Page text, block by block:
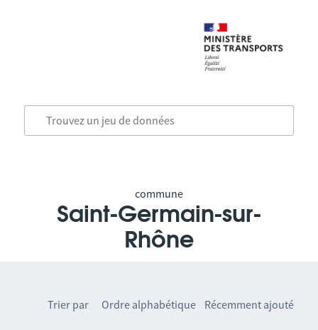
commune
Saint-Germain-sur-
Rhône
Trier par Ordre alphabétique Récemment ajouté